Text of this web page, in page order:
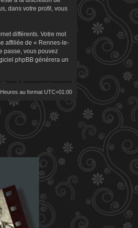
dans votre profil, vous
différents. Votre mot
affiliée de « Rennes-le-
passe, vous pouvez
phpBB générera un
Heures au format UTC+01:00